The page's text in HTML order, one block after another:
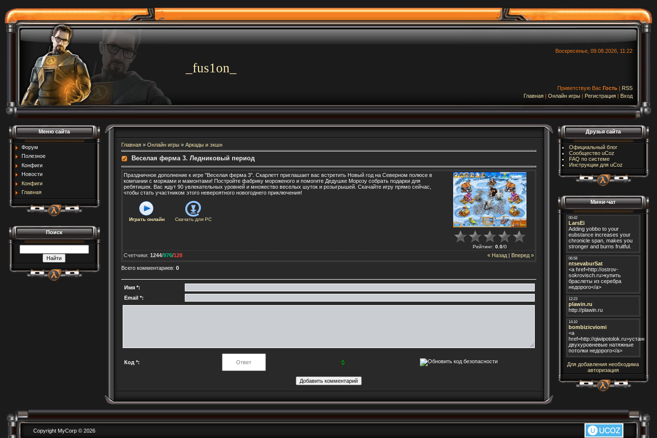
Воскресенье, 09.08.2026, 11:22
_fus1on_
Приветствую Вас Гость | RSS
Главная | Онлайн игры | Регистрация | Вход
Меню сайта
Форум
Полезное
Конфиги
Новости
Конфиги
Главная
Поиск
Главная» Онлайн игры» Аркады и экшн
Веселая ферма 3. Ледниковый период
Праздничное дополнение к игре "Веселая ферма 3". Скарлетт приглашает вас встретить Новый год на Северном полюсе в
компании с моржами и мамонтами! Постройте фабрику мороженого и помогите Дедушке Морозу собрать подарки для
ребятишек. Вас ждут 90 увлекательных уровней и множество веселых шуток и розыгрышей. Скачайте игру прямо сейчас,
чтобы стать участником этого невероятного новогоднего приключения!
Играть онлайн Скачать дляPC
Рейтинг: 0.0/0
« Назад| Вперед »
Счетчики: 1244/976/128
Всего комментариев: 0
Имя *:
Email *:
Код *:
Друзья сайта
Официальный блог
Сообщество uCoz
FAQ по системе
Инструкции для uCoz
Мини-чат
Для добавления необходима
авторизация
Copyright MyCorp © 2026